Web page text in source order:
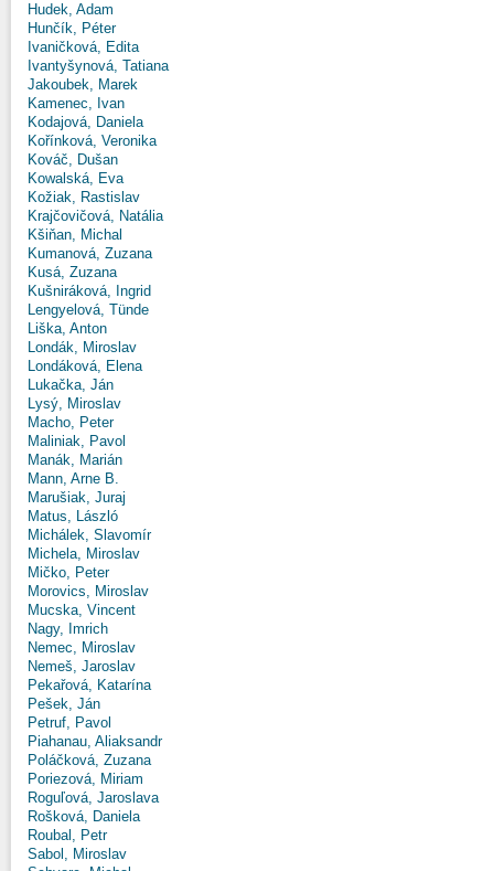
Hudek, Adam
Hunčík, Péter
Ivaničková, Edita
Ivantyšynová, Tatiana
Jakoubek, Marek
Kamenec, Ivan
Kodajová, Daniela
Kořínková, Veronika
Kováč, Dušan
Kowalská, Eva
Kožiak, Rastislav
Krajčovičová, Natália
Kšiňan, Michal
Kumanová, Zuzana
Kusá, Zuzana
Kušniráková, Ingrid
Lengyelová, Tünde
Liška, Anton
Londák, Miroslav
Londáková, Elena
Lukačka, Ján
Lysý, Miroslav
Macho, Peter
Maliniak, Pavol
Manák, Marián
Mann, Arne B.
Marušiak, Juraj
Matus, László
Michálek, Slavomír
Michela, Miroslav
Mičko, Peter
Morovics, Miroslav
Mucska, Vincent
Nagy, Imrich
Nemec, Miroslav
Nemeš, Jaroslav
Pekařová, Katarína
Pešek, Ján
Petruf, Pavol
Piahanau, Aliaksandr
Poláčková, Zuzana
Poriezová, Miriam
Roguľová, Jaroslava
Rošková, Daniela
Roubal, Petr
Sabol, Miroslav